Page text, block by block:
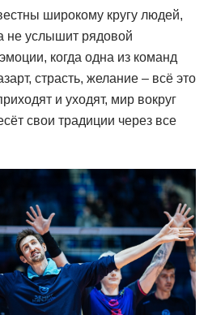
широкому кругу людей,
не услышит рядовой
когда одна из команд
страсть, желание – всё это
и уходят, мир вокруг
свои традиции через все